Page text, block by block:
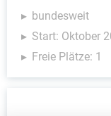
bundesweit
Start: Oktober
Freie Plätze: 1